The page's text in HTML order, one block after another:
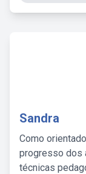
Sandra
Como
progresso dos
técnicas